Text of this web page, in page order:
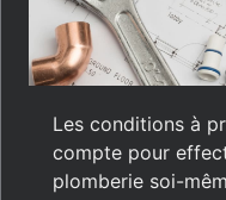
Les conditions à
compte pour
plomberie soi-